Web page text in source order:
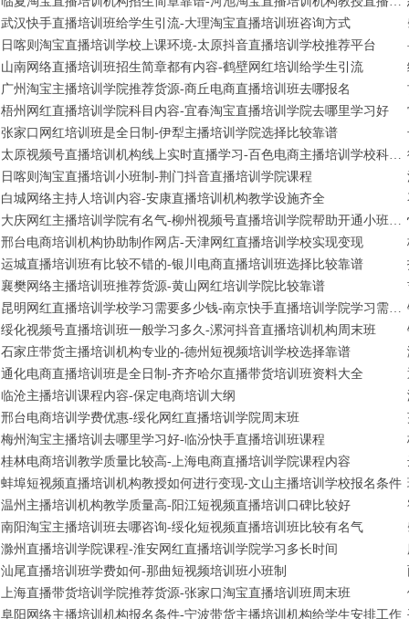
武汉快手直播培训班给学生引流-大理淘宝直播培训班咨询方式
日喀则淘宝直播培训学校上课环境-太原抖音直播培训学校推荐平台
山南网络直播培训班招生简章都有内容-鹤壁网红培训给学生引流
广州淘宝主播培训学院推荐货源-商丘电商直播培训班去哪报名
梧州网红直播培训学院科目内容-宜春淘宝直播培训学院去哪里学习好
张家口网红培训班是全日制-伊犁主播培训学院选择比较靠谱
太原视频号直播培训机构线上实时直播学习-百色电商主播培训学校科目内容
日喀则淘宝直播培训小班制-荆门抖音直播培训学院课程
白城网络主持人培训内容-安康直播培训机构教学设施齐全
大庆网红主播培训学院有名气-柳州视频号直播培训学院帮助开通小班全日制
邢台电商培训机构协助制作网店-天津网红直播培训学校实现变现
运城直播培训班有比较不错的-银川电商直播培训班选择比较靠谱
襄樊网络主播培训班推荐货源-黄山网红培训学院比较靠谱
昆明网红直播培训学校学习需要多少钱-南京快手直播培训学院学习需要多少钱
绥化视频号直播培训班一般学习多久-漯河抖音直播培训机构周末班
石家庄带货主播培训机构专业的-德州短视频培训学校选择靠谱
通化电商直播培训班是全日制-齐齐哈尔直播带货培训班资料大全
临沧主播培训课程内容-保定电商培训大纲
邢台电商培训学费优惠-绥化网红直播培训学院周末班
梅州淘宝主播培训去哪里学习好-临汾快手直播培训班课程
桂林电商培训教学质量比较高-上海电商直播培训学院课程内容
蚌埠短视频直播培训机构教授如何进行变现-文山主播培训学校报名条件
温州主播培训机构教学质量高-阳江短视频直播培训口碑比较好
南阳淘宝主播培训班去哪咨询-绥化短视频直播培训班比较有名气
滁州直播培训学院课程-淮安网红直播培训学院学习多长时间
汕尾直播培训班学费如何-那曲短视频培训班小班制
上海直播带货培训学院推荐货源-张家口淘宝直播培训班周末班
阜阳网络主播培训机构报名条件-宁波带货主播培训机构给学生安排工作